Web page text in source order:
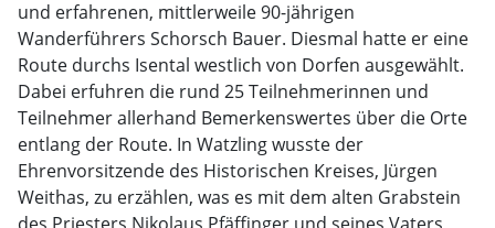
und erfahrenen, mittlerweile 90-jährigen
Wanderführers Schorsch Bauer. Diesmal hatte er eine
Route durchs Isental westlich von Dorfen ausgewählt.
Dabei erfuhren die rund 25 Teilnehmerinnen und
Teilnehmer allerhand Bemerkenswertes über die Orte
entlang der Route. In Watzling wusste der
Ehrenvorsitzende des Historischen Kreises, Jürgen
Weithas, zu erzählen, was es mit dem alten Grabstein